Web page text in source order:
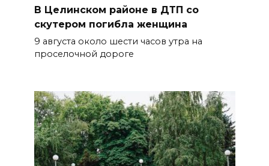
В Целинском районе в ДТП со
скутером погибла женщина
9 августа около шести часов утра на
проселочной дороге